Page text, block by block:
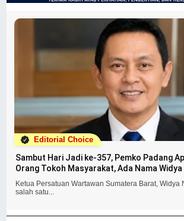
Editorial Choice
Sambut Hari Jadi ke-357, Pemko Padang
Orang Tokoh Masyarakat, Ada Nama Widya
Ketua Persatuan Wartawan Sumatera Barat, Widya
salah satu...